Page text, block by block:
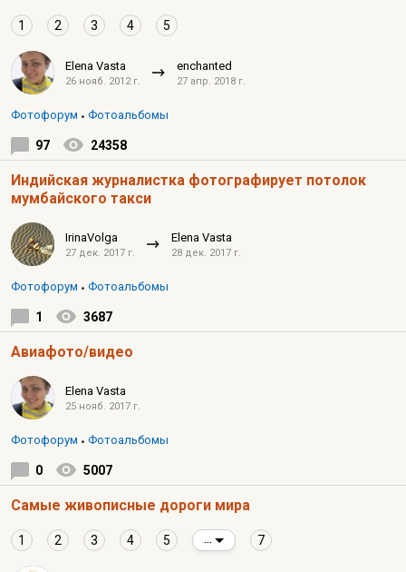
1 2 3 4 5
Elena Vasta
26 нояб. 2012 г.
enchanted
27 апр. 2018 г.
Фотофорум Фотоальбомы
97 24358
Индийская журналистка фотографирует потолок
мумбайского такси
IrinaVolga
27 дек. 2017 г.
Elena Vasta
28 дек. 2017 г.
Фотофорум Фотоальбомы
1 3687
Авиафото/видео
Elena Vasta
25 нояб. 2017 г.
Фотофорум Фотоальбомы
0 5007
Самые живописные дороги мира
1 2 3 4 5 7